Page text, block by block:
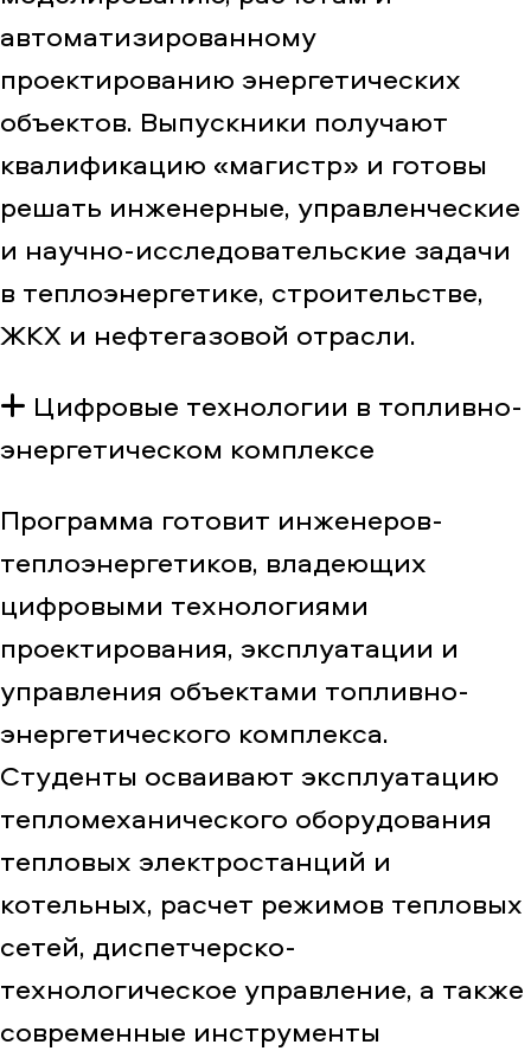
автоматизированному
проектированию энергетических
объектов. Выпускники получают
квалификацию «магистр» и готовы
решать инженерные, управленческие
и научно-исследовательские задачи
в теплоэнергетике, строительстве,
ЖКХ и нефтегазовой отрасли.
Цифровые технологии в топливно-
энергетическом комплексе
Программа готовит инженеров-
теплоэнергетиков, владеющих
цифровыми технологиями
проектирования, эксплуатации и
управления объектами топливно-
энергетического комплекса.
Студенты осваивают эксплуатацию
тепломеханического оборудования
тепловых электростанций и
котельных, расчет режимов тепловых
сетей, диспетчерско-
технологическое управление, а также
современные инструменты